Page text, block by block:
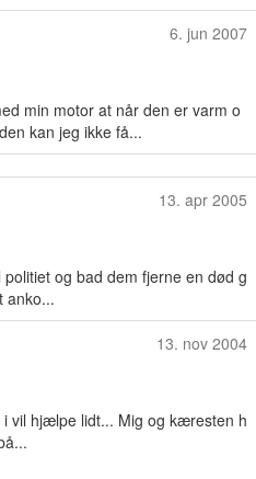
6. jun 2007
min motor at når den er varm o
kan jeg ikke få...
13. apr 2005
og bad dem fjerne en død g
anko...
13. nov 2004
vil hjælpe lidt... Mig og kæresten h